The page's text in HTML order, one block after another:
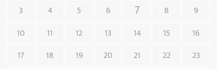
3 4 5 6 7 8 9
10 11 12 13 14 15 16
17 18 19 20 21 22 23